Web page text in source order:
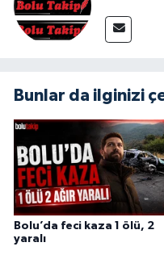
Bunlar da ilginizi
Bolu’da feci kaza 1 ölü, 2
yaralı